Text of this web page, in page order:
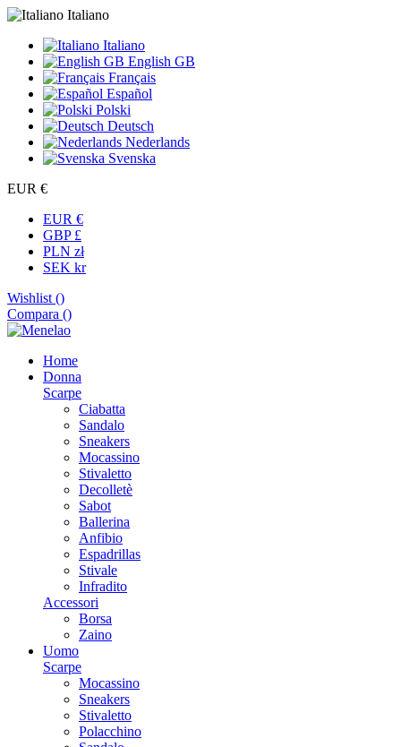
Italiano
Italiano
English GB
Français
Español
Polski
Deutsch
Nederlands
Svenska
EUR €
EUR €
GBP £
PLN zł
SEK kr
Wishlist ()
Compara ()
Home
Donna
Scarpe
Ciabatta
Sandalo
Sneakers
Mocassino
Stivaletto
Decolletè
Sabot
Ballerina
Anfibio
Espadrillas
Stivale
Infradito
Accessori
Borsa
Zaino
Uomo
Scarpe
Mocassino
Sneakers
Stivaletto
Polacchino